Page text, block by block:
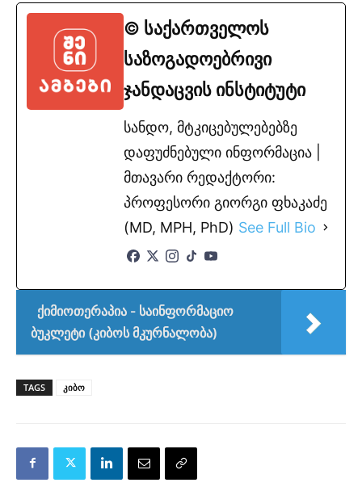
© საქართველოს
საზოგადოებრივი
ჯანდაცვის ინსტიტუტი
სანდო, მტკიცებულებებზე
დაფუძნებული ინფორმაცია |
მთავარი რედაქტორი:
პროფესორი გიორგი ფხაკაძე
(MD, MPH, PhD) See Full Bio
ქიმიოთერაპია - საინფორმაციო
ბუკლეტი (კიბოს მკურნალობა)
TAGS კიბო